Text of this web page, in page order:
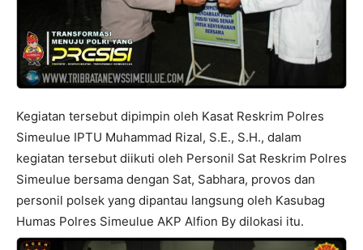
Kegiatan tersebut dipimpin oleh Kasat Reskrim Polres
Simeulue IPTU Muhammad Rizal, S.E., S.H., dalam
kegiatan tersebut diikuti oleh Personil Sat Reskrim Polres
Simeulue bersama dengan Sat, Sabhara, provos dan
personil polsek yang dipantau langsung oleh Kasubag
Humas Polres Simeulue AKP Alfion By dilokasi itu.